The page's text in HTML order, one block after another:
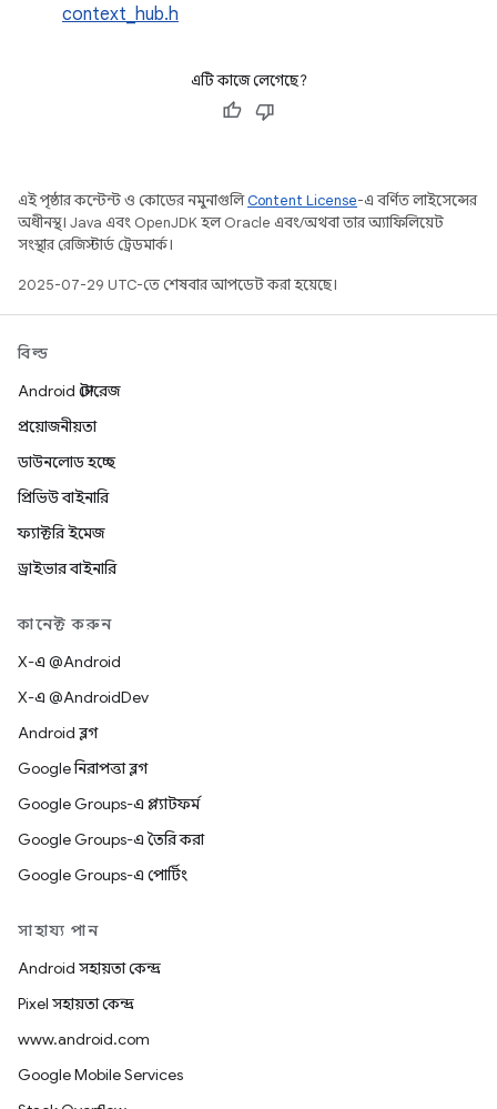
context_hub.h
এটি কাজে লেগেছে?
এই পৃষ্ঠার কন্টেন্ট ও কোডের নমুনাগুলিContent License-এ বর্ণিত লাইসেন্সের
অধীনস্থ। Java এবং OpenJDK হল Oracle এবং/অথবা তার অ্যাফিলিয়েট
সংস্থার রেজিস্টার্ড ট্রেডমার্ক।
2025-07-29 UTC-তে শেষবার আপডেট করা হয়েছে।
বিল্ড
Android স্টোরেজ
প্রয়োজনীয়তা
ডাউনলোড হচ্ছে
প্রিভিউ বাইনারি
ফ্যাক্টরি ইমেজ
ড্রাইভার বাইনারি
কানেক্ট করুন
X-এ @Android
X-এ @AndroidDev
Android ব্লগ
Google নিরাপত্তা ব্লগ
Google Groups-এ প্ল্যাটফর্ম
Google Groups-এ তৈরি করা
Google Groups-এ পোর্টিং
সাহায্য পান
Android সহায়তা কেন্দ্র
Pixel সহায়তা কেন্দ্র
www.android.com
Google Mobile Services